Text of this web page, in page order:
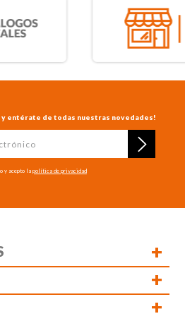
y entérate de todas nuestras novedades!
y acepto lapolítica de privacidad
+
+
+